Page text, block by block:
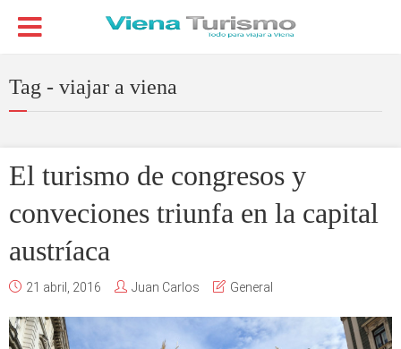
Tag - viajar a viena
El turismo de congresos y
conveciones triunfa en la capital
austríaca
21 abril, 2016 Juan Carlos General